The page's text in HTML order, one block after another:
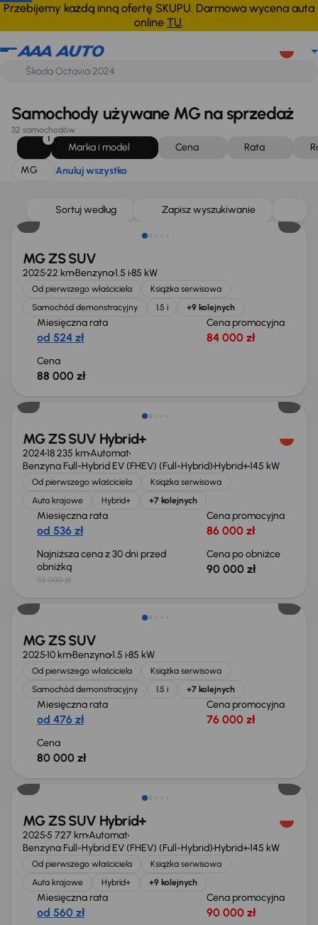
Przebijemy każdą inną ofertę SKUPU. Darmowa wycena auta
online TU.
MG Anuluj wszystko
Samochody używane MG na sprzedaż
32 samochodów
1
Marka i model Cena Rata
MG
Anuluj wszystko
Sortuj według Zapisz wyszukiwanie
Od nowego taniej o 12 099 zł
MG ZS SUV
202522 kmBenzyna1.5 i85 kW
Od pierwszego właściciela
Książka serwisowa
Samochód demonstracyjny
1.5 i +9 kolejnych
Miesięczna rata
od 524 zł
Cena promocyjna
84 000 zł
Cena
88 000 zł
Taniej o 3 000 zł
MG ZS SUV Hybrid+
202418 235 kmAutomat
Benzyna Full-Hybrid EV (FHEV) (Full-Hybrid) Hybrid+145 kW
Od pierwszego właściciela
Książka serwisowa
Auta krajowe
Hybrid+ +7 kolejnych
Miesięczna rata
od 536 zł
Cena promocyjna
86 000 zł
Najniższa cena z 30 dni przed
obniżką
93 000 zł
Cena po obniżce
90 000 zł
Możliwość odliczenia VAT
MG ZS SUV
202510 kmBenzyna1.5 i85 kW
Od pierwszego właściciela
Książka serwisowa
Samochód demonstracyjny
1.5 i +7 kolejnych
Miesięczna rata
od 476 zł
Cena promocyjna
76 000 zł
Cena
80 000 zł
Taniej o 1 000 zł
MG ZS SUV Hybrid+
20255 727 kmAutomat
Benzyna Full-Hybrid EV (FHEV) (Full-Hybrid) Hybrid+145 kW
Od pierwszego właściciela
Książka serwisowa
Auta krajowe
Hybrid+ +9 kolejnych
Miesięczna rata
od 560 zł
Cena promocyjna
90 000 zł